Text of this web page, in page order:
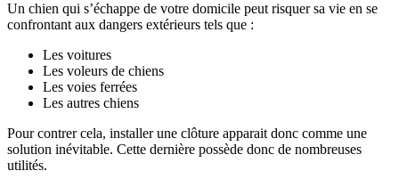
Un chien qui s’échappe de votre domicile peut risquer sa vie en se
confrontant aux dangers extérieurs tels que :
Les voitures
Les voleurs de chiens
Les voies ferrées
Les autres chiens
Pour contrer cela, installer une clôture apparait donc comme une
solution inévitable. Cette dernière possède donc de nombreuses
utilités.